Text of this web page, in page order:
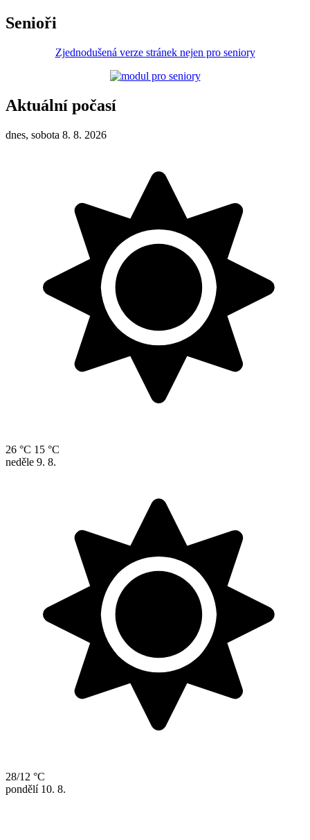
Senioři
Zjednodušená verze stránek nejen pro seniory
Aktuální počasí
dnes, sobota 8. 8. 2026
26 °C 15 °C
neděle 9. 8.
28/12 °C
pondělí 10. 8.